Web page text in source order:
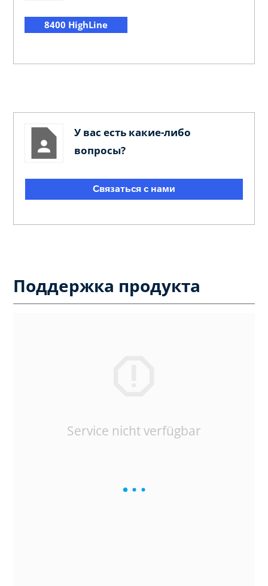
8400 HighLine
У вас есть какие-либо
вопросы?
Связаться с нами
Поддержка продукта
Service nicht verfügbar